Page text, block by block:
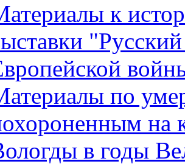
к
по
на
в годы